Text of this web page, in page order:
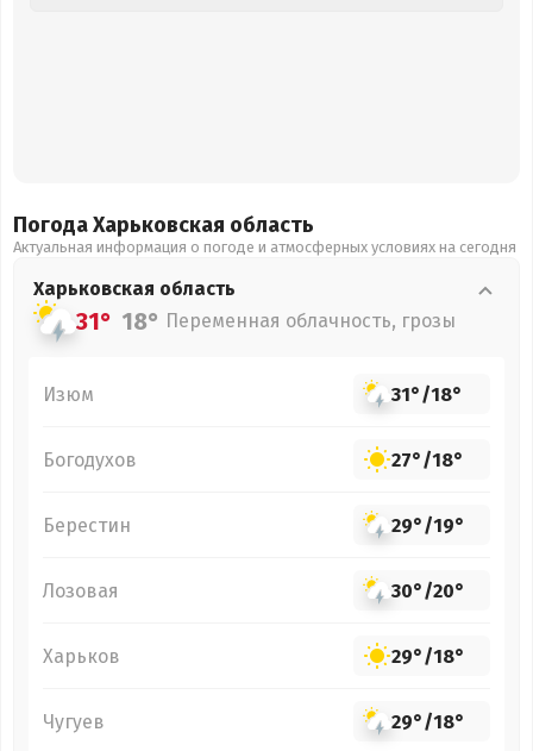
Погода Харьковская область
Актуальная информация о погоде и атмосферных условиях на сегодня
Харьковская область
31° 18° Переменная облачность, грозы
Изюм 31°/18°
Богодухов 27°/18°
Берестин 29°/19°
Лозовая 30°/20°
Харьков 29°/18°
Чугуев 29°/18°